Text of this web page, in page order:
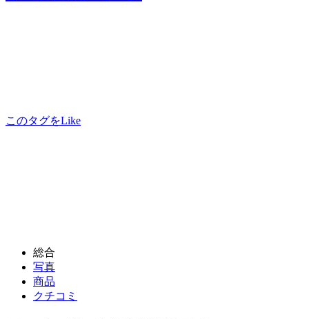
このタグをLike
総合
写真
商品
クチコミ